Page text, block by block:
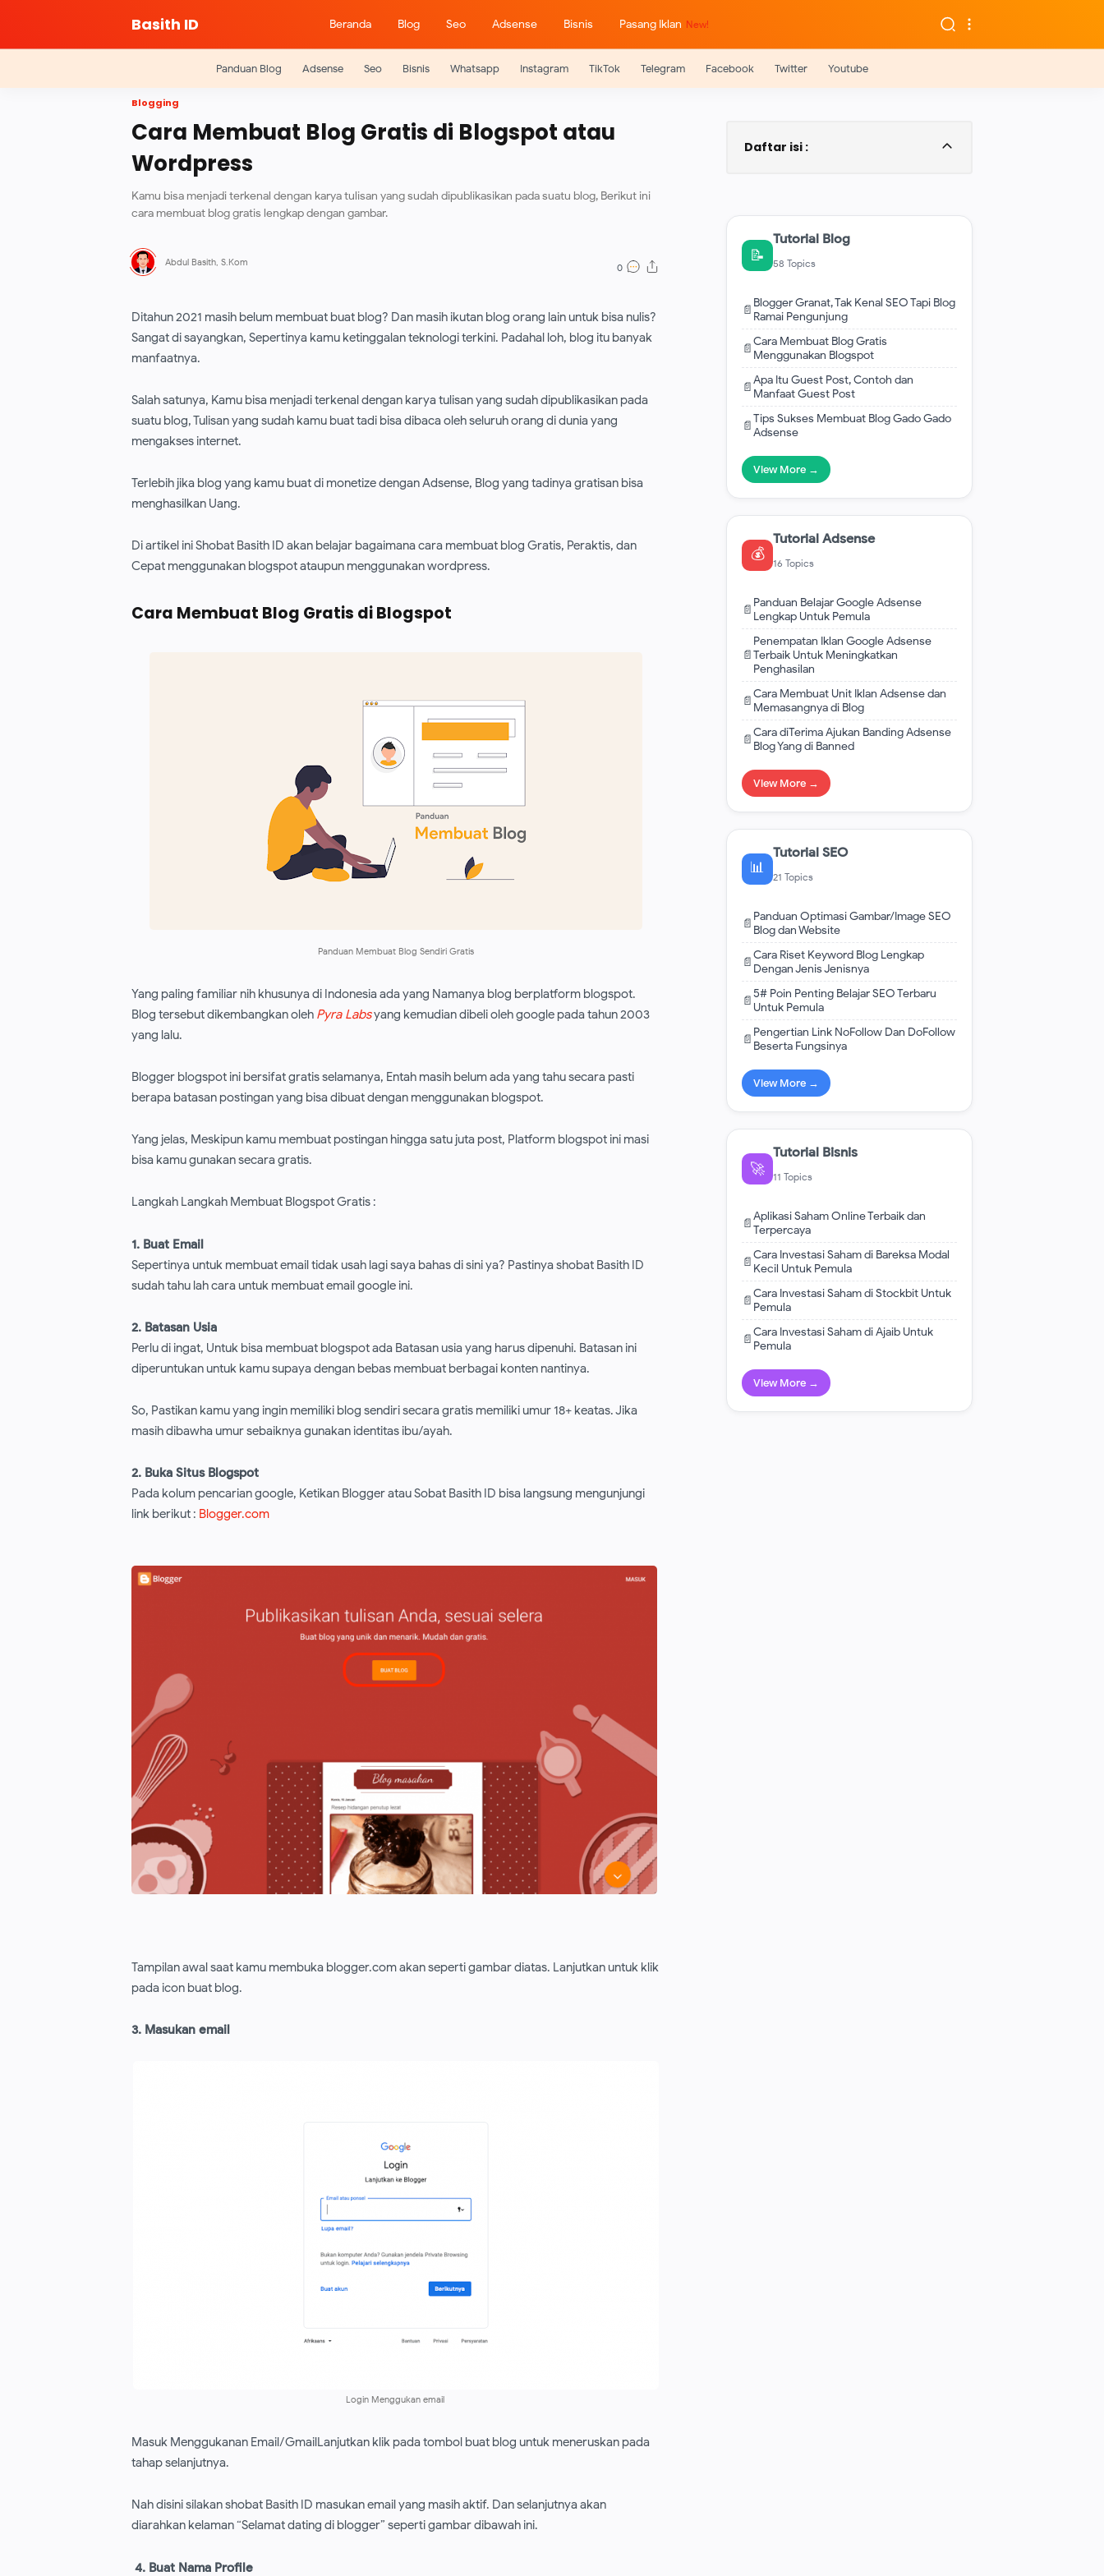
Basith ID Beranda Blog Seo Adsense Bisnis Pasang Iklan
Panduan Blog Adsense Seo Bisnis Whatsapp Instagram TikTok Telegram Facebook Twitter Youtube
Blogging
Cara Membuat Blog Gratis di Blogspot atau
Wordpress
Kamu bisa menjadi terkenal dengan karya tulisan yang sudah dipublikasikan pada suatu blog, Berikut ini
cara membuat blog gratis lengkap dengan gambar.
Ditahun 2021 masih belum membuat buat blog? Dan masih ikutan blog orang lain untuk bisa nulis?
Sangat di sayangkan, Sepertinya kamu ketinggalan teknologi terkini. Padahal loh, blog itu banyak
manfaatnya.
Salah satunya, Kamu bisa menjadi terkenal dengan karya tulisan yang sudah dipublikasikan pada
suatu blog, Tulisan yang sudah kamu buat tadi bisa dibaca oleh seluruh orang di dunia yang
mengakses internet.
Terlebih jika blog yang kamu buat di monetize dengan Adsense, Blog yang tadinya gratisan bisa
menghasilkan Uang.
Di artikel ini Shobat Basith ID akan belajar bagaimana cara membuat blog Gratis, Peraktis, dan
Cepat menggunakan blogspot ataupun menggunakan wordpress.
Cara Membuat Blog Gratis di Blogspot
Panduan Membuat Blog Sendiri Gratis
Yang paling familiar nih khusunya di Indonesia ada yang Namanya blog berplatform blogspot.
Blog tersebut dikembangkan oleh Pyra Labsyang kemudian dibeli oleh google pada tahun 2003
yang lalu.
Blogger blogspot ini bersifat gratis selamanya, Entah masih belum ada yang tahu secara pasti
berapa batasan postingan yang bisa dibuat dengan menggunakan blogspot.
Yang jelas, Meskipun kamu membuat postingan hingga satu juta post, Platform blogspot ini masi
bisa kamu gunakan secara gratis.
Langkah Langkah Membuat Blogspot Gratis :
1. Buat Email
Sepertinya untuk membuat email tidak usah lagi saya bahas di sini ya? Pastinya shobat Basith ID
sudah tahu lah cara untuk membuat email google ini.
2. Batasan Usia
Perlu di ingat, Untuk bisa membuat blogspot ada Batasan usia yang harus dipenuhi. Batasan ini
diperuntukan untuk kamu supaya dengan bebas membuat berbagai konten nantinya.
So, Pastikan kamu yang ingin memiliki blog sendiri secara gratis memiliki umur 18+ keatas. Jika
masih dibawha umur sebaiknya gunakan identitas ibu/ayah.
2. Buka Situs Blogspot
Pada kolum pencarian google, Ketikan Blogger atau Sobat Basith ID bisa langsung mengunjungi
link berikut : Blogger.com
Tampilan awal saat kamu membuka blogger.com akan seperti gambar diatas. Lanjutkan untuk klik
pada icon buat blog.
3. Masukan email
Login Menggukan email
Masuk Menggukanan Email/GmailLanjutkan klik pada tombol buat blog untuk meneruskan pada
tahap selanjutnya.
Nah disini silakan shobat Basith ID masukan email yang masih aktif. Dan selanjutnya akan
diarahkan kelaman “Selamat dating di blogger” seperti gambar dibawah ini.
4. Buat Nama Profile
Daftar isi :
📝
Tutorial Blog
58 Topics
📄 Blogger Granat, Tak Kenal SEO Tapi Blog
Ramai Pengunjung
📄Cara Membuat Blog Gratis
Menggunakan Blogspot
📄Apa Itu Guest Post, Contoh dan
Manfaat Guest Post
📄Tips Sukses Membuat Blog Gado Gado
Adsense
View More →
💰
Tutorial Adsense
16 Topics
📄 Panduan Belajar Google Adsense
Lengkap Untuk Pemula
📄
Penempatan Iklan Google Adsense
Terbaik Untuk Meningkatkan
Penghasilan
📄Cara Membuat Unit Iklan Adsense dan
Memasangnya di Blog
📄Cara diTerima Ajukan Banding Adsense
Blog Yang di Banned
View More →
📊
Tutorial SEO
21 Topics
📄 Panduan Optimasi Gambar/Image SEO
Blog dan Website
📄Cara Riset Keyword Blog Lengkap
Dengan Jenis Jenisnya
📄5# Poin Penting Belajar SEO Terbaru
Untuk Pemula
📄 Pengertian Link NoFollow Dan DoFollow
Beserta Fungsinya
View More →
🚀
Tutorial Bisnis
11 Topics
📄Aplikasi Saham Online Terbaik dan
Terpercaya
📄Cara Investasi Saham di Bareksa Modal
Kecil Untuk Pemula
📄Cara Investasi Saham di Stockbit Untuk
Pemula
📄Cara Investasi Saham di Ajaib Untuk
Pemula
View More →